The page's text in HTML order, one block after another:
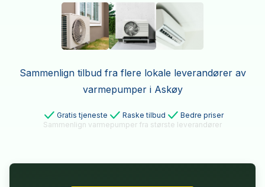
Sammenlign tilbud fra flere lokale leverandører av
varmepumper i Askøy
Gratis tjeneste Raske tilbud
Bedre priser
Sammenlign varmepumper fra største leverandører